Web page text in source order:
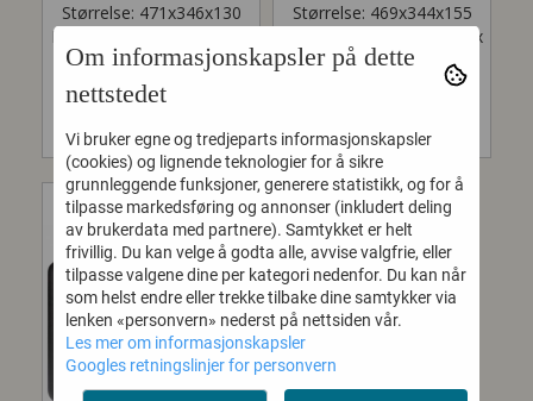
Størrelse: 471x346x130
Innvendig størrelse: 471 x
346 x 130mm (høyde=
85+45mm)...
Størrelse: 469x344x155
Innvendig størrelse: 469 x
344 x 155mm (høyde=
Om informasjonskapsler på dette
nettstedet
Vi bruker egne og tredjeparts informasjonskapsler
(cookies) og lignende teknologier for å sikre
grunnleggende funksjoner, generere statistikk, og for å
tilpasse markedsføring og annonser (inkludert deling
av brukerdata med partnere). Samtykket er helt
frivillig. Du kan velge å godta alle, avvise valgfrie, eller
tilpasse valgene dine per kategori nedenfor. Du kan når
som helst endre eller trekke tilbake dine samtykker via
lenken «personvern» nederst på nettsiden vår.
Les mer om informasjonskapsler
Googles retningslinjer for personvern